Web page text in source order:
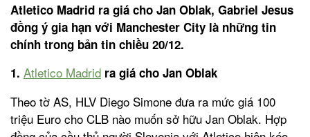
Atletico Madrid ra giá cho Jan Oblak, Gabriel Jesus
đồng ý gia hạn với Manchester City là những tin
chính trong bản tin chiều 20/12.
1. Atletico Madrid ra giá cho Jan Oblak
Theo tờ AS, HLV Diego Simone đưa ra mức giá 100
triệu Euro cho CLB nào muốn sở hữu Jan Oblak. Hợp